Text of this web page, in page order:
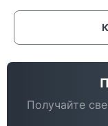
Получайте